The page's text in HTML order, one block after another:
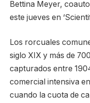
Bettina Meyer,
este jueves en
Los rorcuales
siglo XIX y más de
capturados entre
comercial intensiva
cuando la cuota de